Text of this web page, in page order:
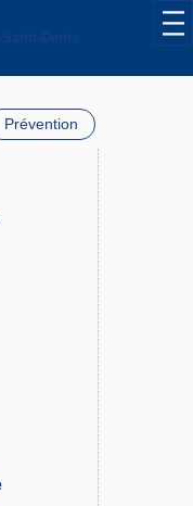
Prévention